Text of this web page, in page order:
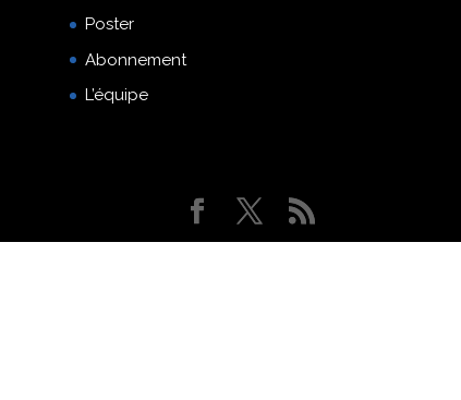
Poster
Abonnement
L’équipe